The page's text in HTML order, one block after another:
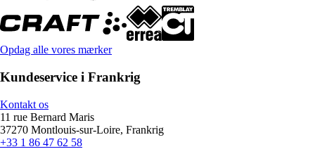
Opdag alle vores mærker
Kundeservice i Frankrig
Kontakt os
11 rue Bernard Maris
37270 Montlouis-sur-Loire, Frankrig
+33 1 86 47 62 58